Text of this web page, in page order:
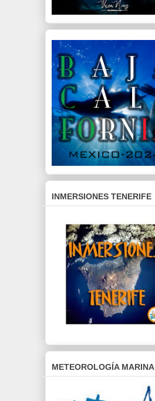
INMERSIONES TENERIFE
METEOROLOGÍA MARINA